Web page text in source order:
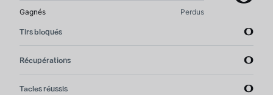
Gagnés Perdus
Tirs bloqués 0
Récupérations 0
Tacles réussis 0